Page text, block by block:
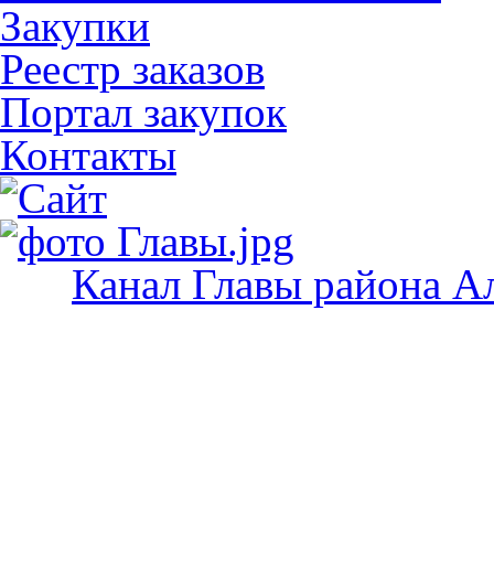
Закупки
Реестр заказов
Портал закупок
Контакты
Канал Главы района